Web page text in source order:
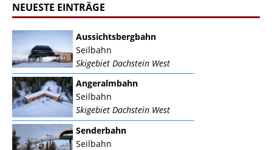
NEUESTE EINTRÄGE
Aussichtsbergbahn
Seilbahn
Skigebiet Dachstein West
Angeralmbahn
Seilbahn
Skigebiet Dachstein West
Senderbahn
Seilbahn